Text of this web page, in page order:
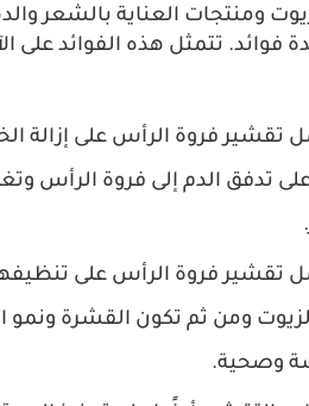
ومنتجات العناية بالشعر
فوائد. تتمثل هذه الفوائد على
تقشير فروة الرأس على إزالة
تدفق الدم إلى فروة الرأس
تقشير فروة الرأس على تنظيفها
ومن ثم تكون القشرة ونمو
وصحية.